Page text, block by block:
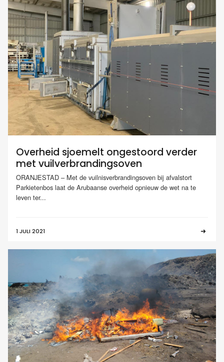
Overheid sjoemelt ongestoord verder
met vuilverbrandingsoven
ORANJESTAD – Met de vuilnisverbrandingsoven bij afvalstort
Parkietenbos laat de Arubaanse overheid opnieuw de wet na te
leven ter...
1 JULI 2021